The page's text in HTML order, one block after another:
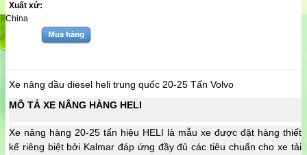
Xuất xứ:
China
Xe nâng dầu diesel heli trung quốc 20-25 Tấn Volvo
MÔ TẢ XE NÂNG HÀNG HELI
Xe nâng hàng 20-25 tấn hiệu HELI là mẫu xe được đặt hàng thiết
kế riêng biệt bởi Kalmar đáp ứng đầy đủ các tiêu chuẩn cho xe tải